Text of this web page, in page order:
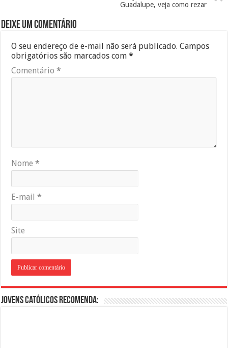
Guadalupe, veja como rezar
Deixe um comentário
O seu endereço de e-mail não será publicado. Campos
obrigatórios são marcados com*
Comentário*
Nome*
E-mail*
Site
Jovens Católicos Recomenda: